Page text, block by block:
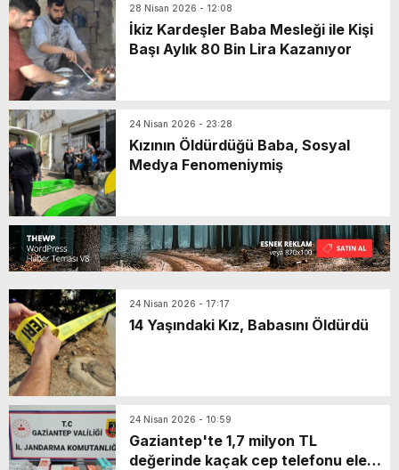
28 Nisan 2026 - 12:08
İkiz Kardeşler Baba Mesleği ile Kişi
Başı Aylık 80 Bin Lira Kazanıyor
24 Nisan 2026 - 23:28
Kızının Öldürdüğü Baba, Sosyal
Medya Fenomeniymiş
24 Nisan 2026 - 17:17
14 Yaşındaki Kız, Babasını Öldürdü
24 Nisan 2026 - 10:59
Gaziantep'te 1,7 milyon TL
değerinde kaçak cep telefonu ele